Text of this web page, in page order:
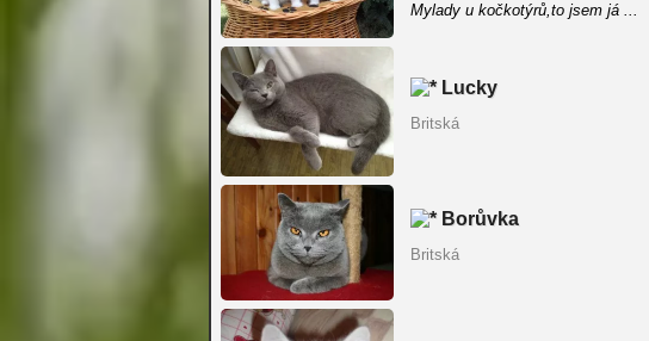
Mylady u kočkotýrů,to jsem já ...
Lucky
Britská
Borůvka
Britská